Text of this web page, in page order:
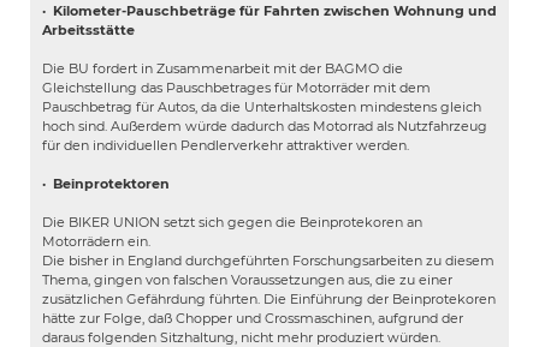
· Kilometer-Pauschbeträge für Fahrten zwischen Wohnung und
Arbeitsstätte
Die BU fordert in Zusammenarbeit mit der BAGMO die
Gleichstellung das Pauschbetrages für Motorräder mit dem
Pauschbetrag für Autos, da die Unterhaltskosten mindestens gleich
hoch sind. Außerdem würde dadurch das Motorrad als Nutzfahrzeug
für den individuellen Pendlerverkehr attraktiver werden.
· Beinprotektoren
Die BIKER UNION setzt sich gegen die Beinprotekoren an
Motorrädern ein.
Die bisher in England durchgeführten Forschungsarbeiten zu diesem
Thema, gingen von falschen Voraussetzungen aus, die zu einer
zusätzlichen Gefährdung führten. Die Einführung der Beinprotekoren
hätte zur Folge, daß Chopper und Crossmaschinen, aufgrund der
daraus folgenden Sitzhaltung, nicht mehr produziert würden.